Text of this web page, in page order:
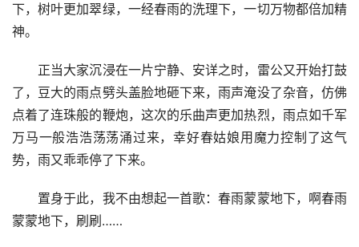
下，树叶更加翠绿，一经春雨的洗理下，一切万物都倍加精
神。
正当大家沉浸在一片宁静、安详之时，雷公又开始打鼓
了，豆大的雨点劈头盖脸地砸下来，雨声淹没了杂音，仿佛
点着了连珠般的鞭炮，这次的乐曲声更加热烈，雨点如千军
万马一般浩浩荡荡涌过来，幸好春姑娘用魔力控制了这气
势，雨又乖乖停了下来。
置身于此，我不由想起一首歌：春雨蒙蒙地下，啊春雨
蒙蒙地下，刷刷……